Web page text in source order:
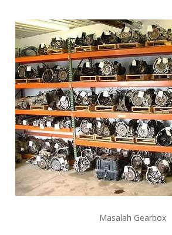
Masalah Gearbox